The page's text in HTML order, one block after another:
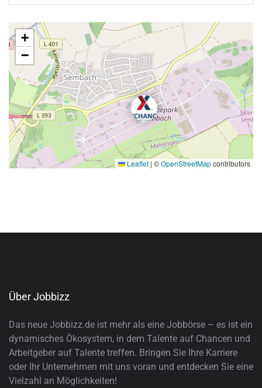
+
−
Leaflet | ©OpenStreetMapcontributors
Über Jobbizz
Das neue Jobbizz.de ist mehr als eine Jobbörse – es ist ein
dynamisches Ökosystem, in dem Talente auf Chancen und
Arbeitgeber auf Talente treffen. Bringen Sie Ihre Karriere
oder Ihr Unternehmen mit uns voran und entdecken Sie eine
Vielzahl an Möglichkeiten!